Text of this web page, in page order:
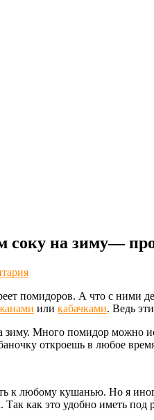
соку на зиму—
помидоров. А что с ними
или кабачками. Ведь
зиму. Много помидор можно
откроешь в любое
к любому кушанью. Но я
Так как это удобно иметь под